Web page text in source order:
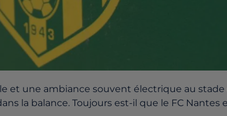
et une ambiance souvent électrique au stade
la balance. Toujours est-il que le FC Nantes